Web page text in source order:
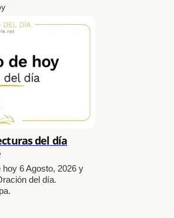
del día
6 Agosto, 2026 y
del día.